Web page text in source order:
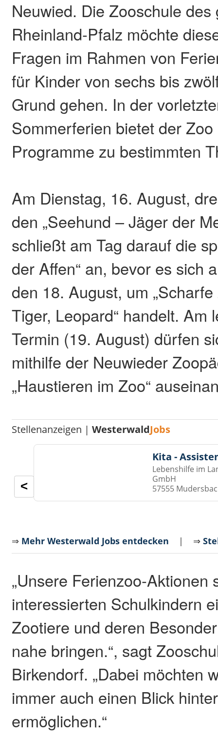
Neuwied. Die Zooschule
Rheinland-Pfalz möchte
Fragen im Rahmen von
für Kinder von sechs bis
Grund gehen. In der
Sommerferien bietet der
Programme zu bestimmten
Am Dienstag, 16. August,
den „Seehund – Jäger der
schließt am Tag darauf die
der Affen“ an, bevor es sich
den 18. August, um
Tiger, Leopard“ handelt. Am
Termin (19. August) dürfen
mithilfe der Neuwieder
„Haustieren im Zoo“
Stellenanzeigen |WesterwaldJobs
Kita -
Lebenshilfe im
GmbH
57555
<
⇒ Mehr Westerwald Jobs entdecken | ⇒
„Unsere Ferienzoo-Aktionen
interessierten Schulkindern
Zootiere und deren
nahe bringen.“, sagt
Birkendorf. „Dabei möchten
immer auch einen Blick
ermöglichen.“